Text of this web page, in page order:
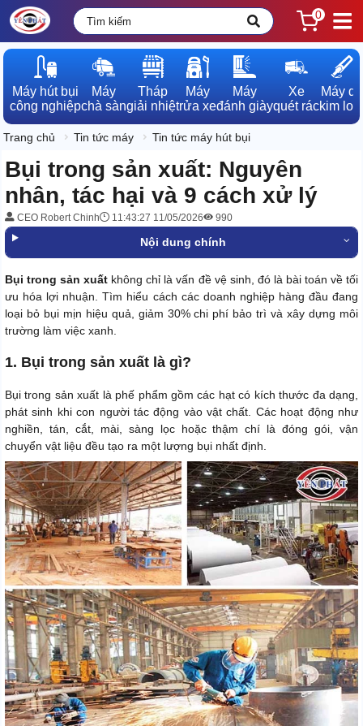
0
Máy hút bụi
công nghiệp
Máy
chà sàn
Tháp
giải nhiệt
Máy
rửa xe
Máy
đánh giày
Xe
quét rác
Máy dò
kim loại
Trang chủ Tin tức máy Tin tức máy hút bụi
Bụi trong sản xuất: Nguyên
nhân, tác hại và 9 cách xử lý
CEO Robert Chinh 11:43:27 11/05/2026 990
Nội dung chính
Bụi trong sản xuất không chỉ là vấn đề vệ sinh, đó là bài toán về tối
ưu hóa lợi nhuận. Tìm hiểu cách các doanh nghiệp hàng đầu đang
loại bỏ bụi mịn hiệu quả, giảm 30% chi phí bảo trì và xây dựng môi
trường làm việc xanh.
1. Bụi trong sản xuất là gì?
Bụi trong sản xuất là phế phẩm gồm các hạt có kích thước đa dạng,
phát sinh khi con người tác động vào vật chất. Các hoạt động như
nghiền, tán, cắt, mài, sàng lọc hoặc thậm chí là đóng gói, vận
chuyển vật liệu đều tạo ra một lượng bụi nhất định.